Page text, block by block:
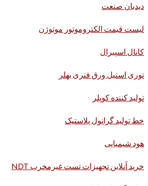
دیدبان صنعت
لیست قیمت الکتروموتور موتوژن
کانال اسپیرال
توری استیل ورق فنری بهلر
تولید کننده کوپلر
خط تولید گرانول پلاستیک
هود شیمیایی
خرید آنلاین تجهیزات تست غیرمخرب NDT